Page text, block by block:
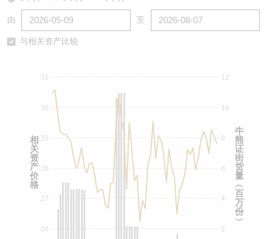
由 至
与相关资产比较
2
4
6
8
10
12
26
27
28
29
30
31
牛
熊
证
街
货
量
︵
百
万
份
︶
相
关
资
产
价
格
认股证/牛熊证日志
认股证文件及公告 (瑞信)
牛熊证到期结算价查找
牛熊证速算机
牛熊证文件及公告
牛熊证文件及公告 (瑞信)
中资ETFs溢价比较
即市板块表现
收市竞价变化